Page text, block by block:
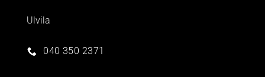
Ulvila
040 350 2371